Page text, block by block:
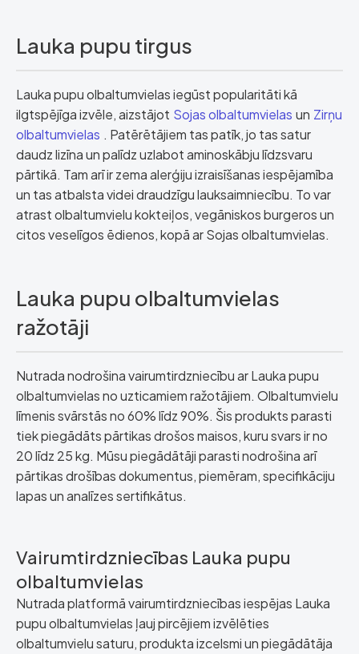
Lauka pupu tirgus
Lauka pupu olbaltumvielas iegūst popularitāti kā
ilgtspējīga izvēle, aizstājot Sojas olbaltumvielas un Zirņu
olbaltumvielas . Patērētājiem tas patīk, jo tas satur
daudz lizīna un palīdz uzlabot aminoskābju līdzsvaru
pārtikā. Tam arī ir zema alerģiju izraisīšanas iespējamība
un tas atbalsta videi draudzīgu lauksaimniecību. To var
atrast olbaltumvielu kokteiļos, vegāniskos burgeros un
citos veselīgos ēdienos, kopā ar Sojas olbaltumvielas.
Lauka pupu olbaltumvielas
ražotāji
Nutrada nodrošina vairumtirdzniecību ar Lauka pupu
olbaltumvielas no uzticamiem ražotājiem. Olbaltumvielu
līmenis svārstās no 60% līdz 90%. Šis produkts parasti
tiek piegādāts pārtikas drošos maisos, kuru svars ir no
20 līdz 25 kg. Mūsu piegādātāji parasti nodrošina arī
pārtikas drošības dokumentus, piemēram, specifikāciju
lapas un analīzes sertifikātus.
Vairumtirdzniecības Lauka pupu
olbaltumvielas
Nutrada platformā vairumtirdzniecības iespējas Lauka
pupu olbaltumvielas ļauj pircējiem izvēlēties
olbaltumvielu saturu, produkta izcelsmi un piegādātāja